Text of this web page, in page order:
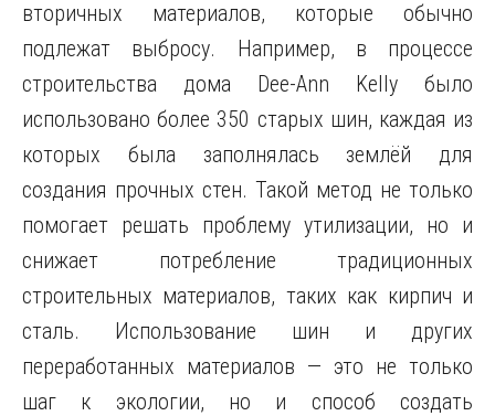
вторичных материалов, которые обычно
подлежат выбросу. Например, в процессе
строительства дома Dee-Ann Kelly было
использовано более 350 старых шин, каждая из
которых была заполнялась землёй для
создания прочных стен. Такой метод не только
помогает решать проблему утилизации, но и
снижает потребление традиционных
строительных материалов, таких как кирпич и
сталь. Использование шин и других
переработанных материалов — это не только
шаг к экологии, но и способ создать